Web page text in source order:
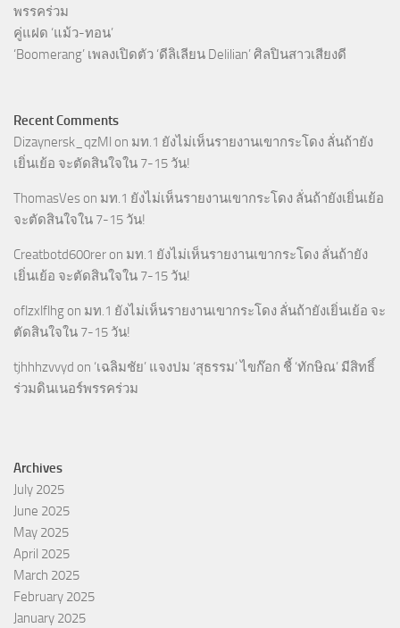
พรรคร่วม
คู่แฝด ‘แม้ว-ทอน’
‘Boomerang’ เพลงเปิดตัว ‘ดีลิเลียน Delilian’ ศิลปินสาวเสียงดี
Recent Comments
Dizaynersk_qzMl on มท.1 ยังไม่เห็นรายงานเขากระโดง ลั่นถ้ายัง
เยิ่นเย้อ จะตัดสินใจใน 7-15 วัน!
ThomasVes on มท.1 ยังไม่เห็นรายงานเขากระโดง ลั่นถ้ายังเยิ่นเย้อ
จะตัดสินใจใน 7-15 วัน!
Creatbotd600rer on มท.1 ยังไม่เห็นรายงานเขากระโดง ลั่นถ้ายัง
เยิ่นเย้อ จะตัดสินใจใน 7-15 วัน!
oflzxlflhg on มท.1 ยังไม่เห็นรายงานเขากระโดง ลั่นถ้ายังเยิ่นเย้อ จะ
ตัดสินใจใน 7-15 วัน!
tjhhhzvvyd on ‘เฉลิมชัย’ แจงปม ‘สุธรรม’ ไขก๊อก ชี้ ‘ทักษิณ’ มีสิทธิ์
ร่วมดินเนอร์พรรคร่วม
Archives
July 2025
June 2025
May 2025
April 2025
March 2025
February 2025
January 2025